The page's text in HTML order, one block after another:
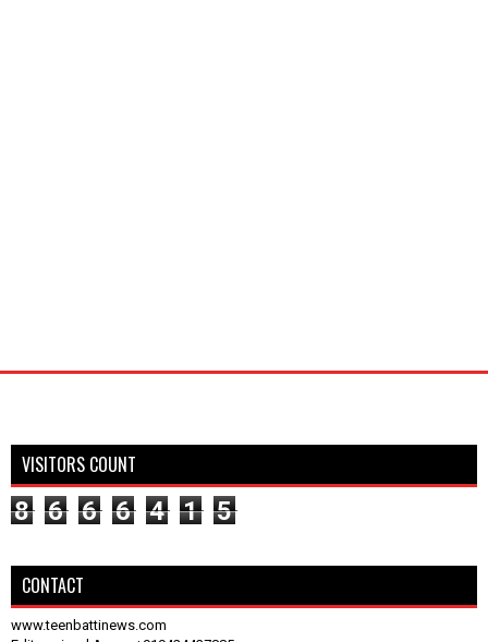
VISITORS COUNT
8 6 6 6 4 1 5
CONTACT
www.teenbattinews.com